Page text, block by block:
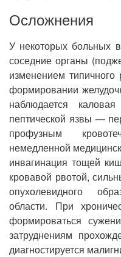
Осложнения
У некоторых больных
соседние органы
изменением
формировании
наблюдается
пептической язвы —
профузным
немедленной
инвагинация тощей
кровавой рвотой,
опухолевидного
области. При
формироваться
затруднениям
диагностируется